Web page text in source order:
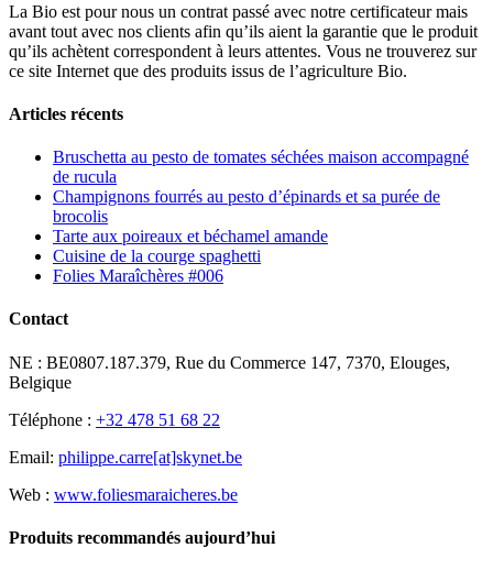
La Bio est pour nous un contrat passé avec notre certificateur mais
avant tout avec nos clients afin qu’ils aient la garantie que le produit
qu’ils achètent correspondent à leurs attentes. Vous ne trouverez sur
ce site Internet que des produits issus de l’agriculture Bio.
Articles récents
Bruschetta au pesto de tomates séchées maison accompagné
de rucula
Champignons fourrés au pesto d’épinards et sa purée de
brocolis
Tarte aux poireaux et béchamel amande
Cuisine de la courge spaghetti
Folies Maraîchères #006
Contact
NE : BE0807.187.379, Rue du Commerce 147, 7370, Elouges,
Belgique
Téléphone : +32 478 51 68 22
Email: philippe.carre[at]skynet.be
Web : www.foliesmaraicheres.be
Produits recommandés aujourd’hui